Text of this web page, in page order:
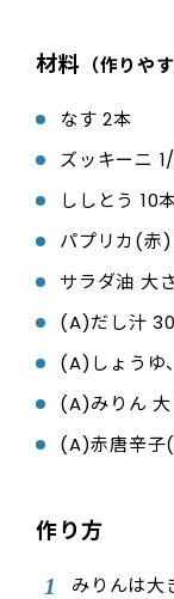
材料 （作りや
なす 2本
ズッキーニ
ししとう 10
パプリカ(赤
サラダ油 大
(A)だし汁
(A)しょうゆ
(A)みりん
(A)赤唐辛子
作り方
みりんは大